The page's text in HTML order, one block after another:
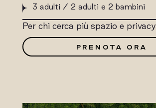
3 adulti / 2 adulti e 2 bambini
Per chi cerca più spazio e privacy
PRENOTA ORA